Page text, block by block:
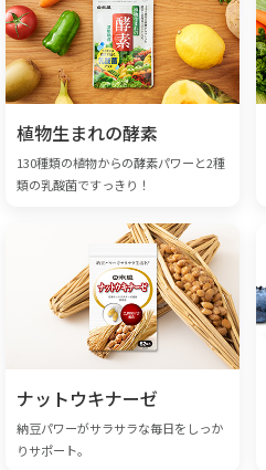
植物生まれの酵素
130種類の植物からの酵素パワーと2種
類の乳酸菌ですっきり！
ナットウキナーゼ
納豆パワーがサラサラな毎日をしっか
りサポート。